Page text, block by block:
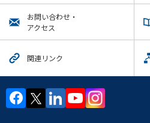
お問い合わせ・
アクセス
関連リンク